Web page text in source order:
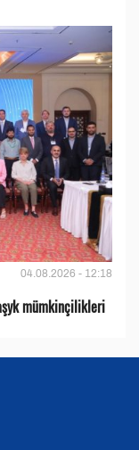
04.08.2026 - 12:18
mümkinçilikleri